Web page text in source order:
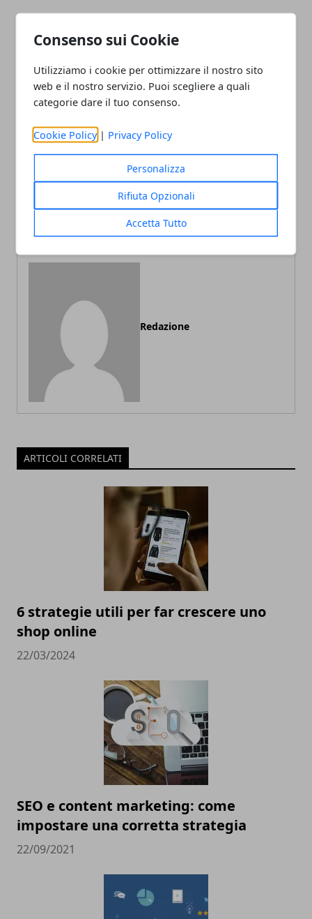
Consenso sui Cookie
Utilizziamo i cookie per ottimizzare il nostro sito
web e il nostro servizio. Puoi scegliere a quali
categorie dare il tuo consenso.
Cookie Policy | Privacy Policy
Personalizza
Rifiuta Opzionali
Accetta Tutto
FacebookTwitterWhatsapp
Articolo Precedente
Corso Antincendio Online:
Un Investimento
Essenziale per Grandi e
Piccole Imprese
Articolo Successivo
professioni del futuro?
Redazione
ARTICOLI CORRELATI
6 strategie utili per far crescere uno
shop online
22/03/2024
SEO e content marketing: come
impostare una corretta strategia
22/09/2021